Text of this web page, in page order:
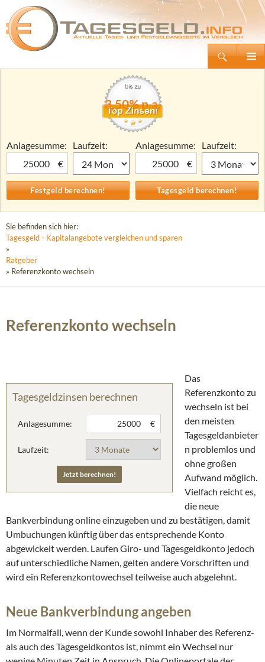
Tagesgeld.info – Tagesgeldkonten vergleichen und Tagesgeld-Zinsen berechnen
Zum
3,50% p.a.
Anlagesumme:
€
Laufzeit:
Anlagesumme:
€
Laufzeit:
Sie befinden sich hier:
Tagesgeld - Kapitalangebote vergleichen und sparen
»
Ratgeber
» Referenzkonto wechseln
Referenzkonto wechseln
Tagesgeldzinsen berechnen
Anlagesumme: €
Laufzeit:
Das
Referenzkonto zu
wechseln ist bei
den meisten
Tagesgeldanbieter
n problemlos und
ohne großen
Aufwand möglich.
Vielfach reicht es,
die neue
Bankverbindung online einzugeben und zu bestätigen, damit
Umbuchungen künftig über das entsprechende Konto
abgewickelt werden. Laufen Giro- und Tagesgeldkonto jedoch
auf unterschiedliche Namen, gelten andere Vorschriften und
wird ein Referenzkontowechsel teilweise auch abgelehnt.
Neue Bankverbindung angeben
Im Normalfall, wenn der Kunde sowohl Inhaber des Referenz-
als auch des Tagesgeldkontos ist, nimmt ein Wechsel nur